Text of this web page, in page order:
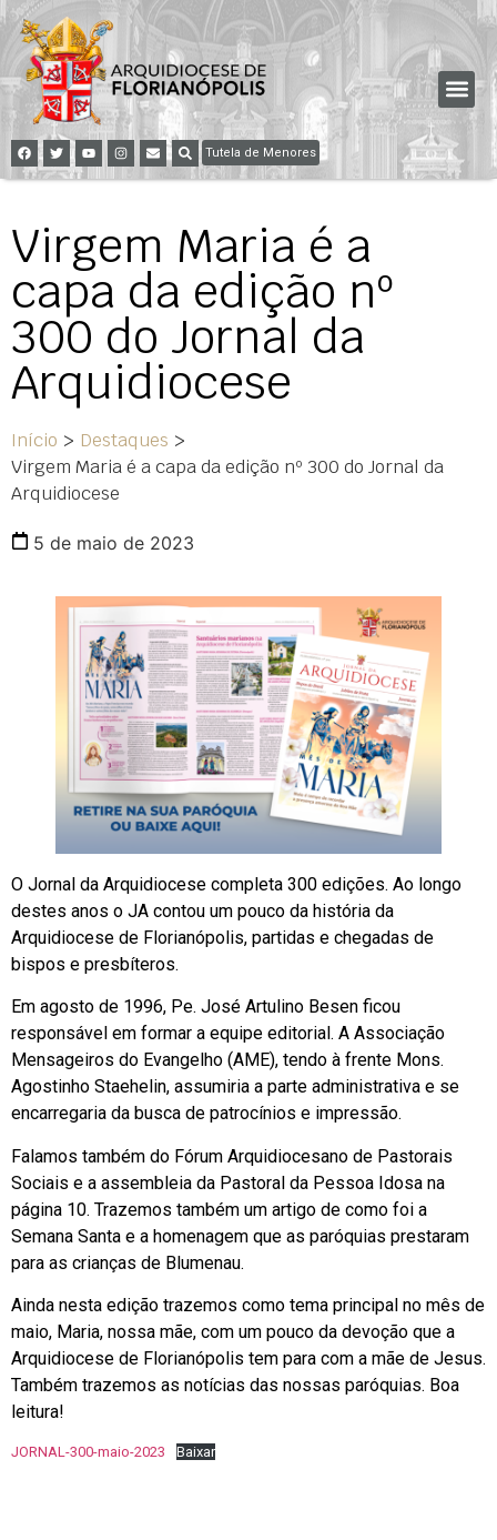
Tutela de Menores
Virgem Maria é a
capa da edição nº
300 do Jornal da
Arquidiocese
Início > Destaques >
Virgem Maria é a capa da edição nº 300 do Jornal da
Arquidiocese
5 de maio de 2023
O Jornal da Arquidiocese completa 300 edições. Ao longo
destes anos o JA contou um pouco da história da
Arquidiocese de Florianópolis, partidas e chegadas de
bispos e presbíteros.
Em agosto de 1996, Pe. José Artulino Besen ficou
responsável em formar a equipe editorial. A Associação
Mensageiros do Evangelho (AME), tendo à frente Mons.
Agostinho Staehelin, assumiria a parte administrativa e se
encarregaria da busca de patrocínios e impressão.
Falamos também do Fórum Arquidiocesano de Pastorais
Sociais e a assembleia da Pastoral da Pessoa Idosa na
página 10. Trazemos também um artigo de como foi a
Semana Santa e a homenagem que as paróquias prestaram
para as crianças de Blumenau.
Ainda nesta edição trazemos como tema principal no mês de
maio, Maria, nossa mãe, com um pouco da devoção que a
Arquidiocese de Florianópolis tem para com a mãe de Jesus.
Também trazemos as notícias das nossas paróquias. Boa
leitura!
JORNAL-300-maio-2023 Baixar